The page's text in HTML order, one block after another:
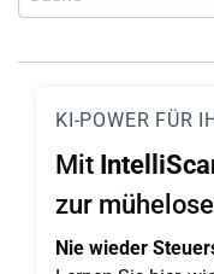
KI-POWER FÜR
Mit
zur
Nie wieder